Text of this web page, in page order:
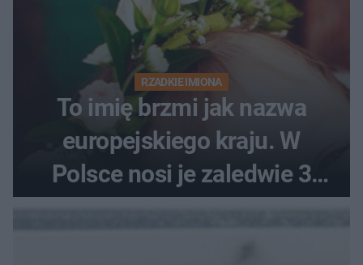
RZADKIE IMIONA
To imię brzmi jak nazwa
europejskiego kraju. W
Polsce nosi je zaledwie 3